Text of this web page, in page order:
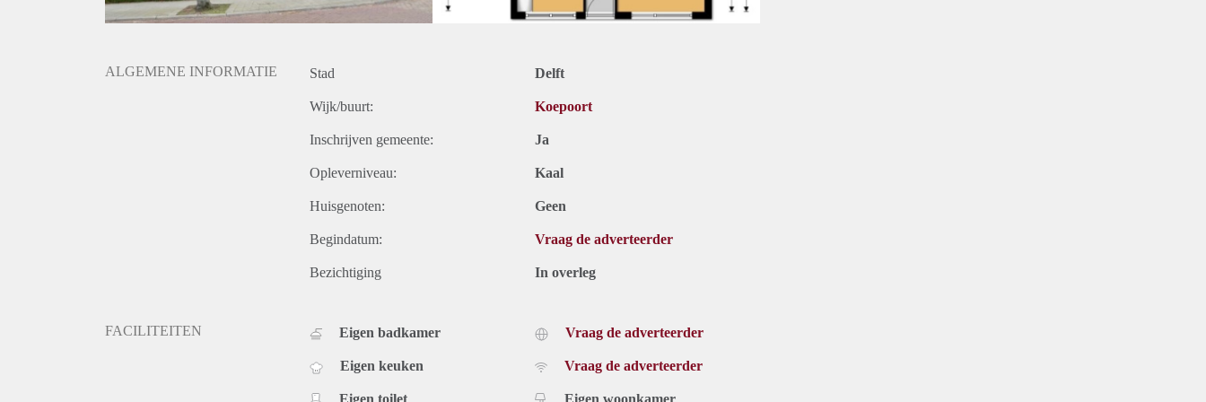
ALGEMENE INFORMATIE Stad Delft
Wijk/buurt: Koepoort
Inschrijven gemeente: Ja
Opleverniveau: Kaal
Huisgenoten: Geen
Begindatum: Vraag de adverteerder
Bezichtiging In overleg
FACILITEITEN Eigen badkamer
Eigen keuken
Vraag de adverteerder
Vraag de adverteerder